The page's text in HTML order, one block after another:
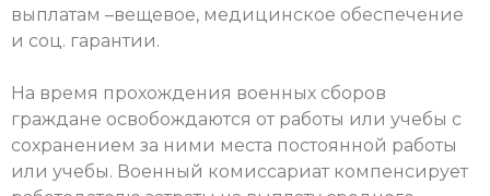
выплатам –вещевое, медицинское обеспечение
и соц. гарантии.
На время прохождения военных сборов
граждане освобождаются от работы или учебы с
сохранением за ними места постоянной работы
или учебы. Военный комиссариат компенсирует